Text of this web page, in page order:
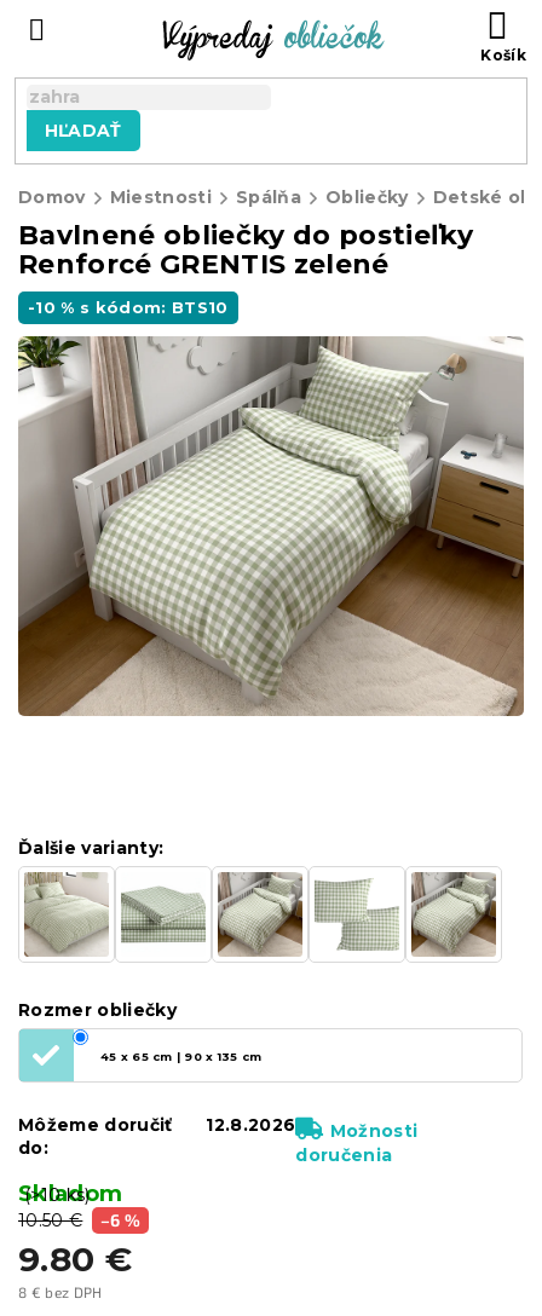
HĽADAŤ
Domov Miestnosti Spálňa Obliečky Detské
Bavlnené obliečky do postieľky
Renforcé GRENTIS zelené
-10 % s kódom: BTS10
10.50 € –6 %
9.80 €
8 € bez DPH
Skladom
(>10 ks)
Ďalšie varianty:
Rozmer obliečky
45 x 65 cm | 90 x 135 cm
Môžeme doručiť
do:
12.8.2026
Možnosti
doručenia